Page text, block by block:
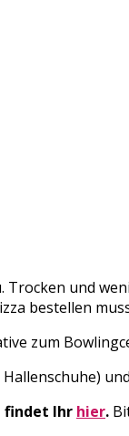
Trocken und
bestellen
zum
findet Ihr hier.